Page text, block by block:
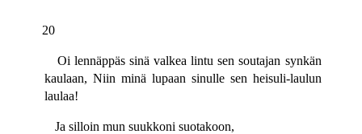
20
Oi lennäppäs sinä valkea lintu sen soutajan synkän
kaulaan, Niin minä lupaan sinulle sen heisuli-laulun
laulaa!
Ja silloin mun suukkoni suotakoon,